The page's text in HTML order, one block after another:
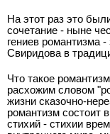
На этот раз это
сочетание - ныне
гениев романтизма
Свиридова в
Что такое
расхожим словом
жизни сказочно-
романтизм состоит
стихий - стихии